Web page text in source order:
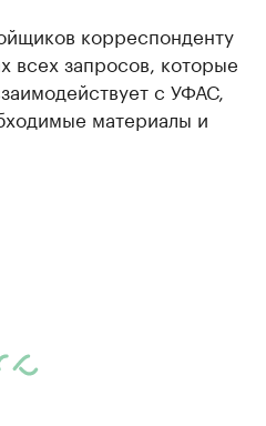
корреспонденту
всех запросов, которые
с УФАС,
материалы и